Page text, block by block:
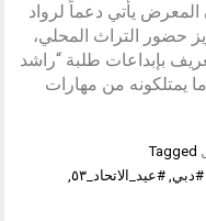
يأتي دعماً لرواد
حضور التراث المحلي،
بإبداعات طلبة “راشد
يمتلكونه من مهارات
Tagged
#دبي,#عيد_الاتحاد_٥٣
,